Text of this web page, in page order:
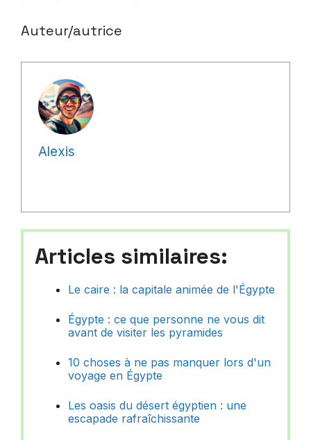
Auteur/autrice
Alexis
Articles similaires:
Le caire : la capitale animée de l'Égypte
Égypte : ce que personne ne vous dit
avant de visiter les pyramides
10 choses à ne pas manquer lors d'un
voyage en Égypte
Les oasis du désert égyptien : une
escapade rafraîchissante